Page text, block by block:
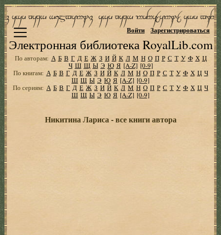
Электронная библиотека RoyalLib.com
Войти Зарегистрироваться
По авторам: А Б В Г Д Е Ж З И Й К Л М Н О П Р С Т У Ф Х Ц
Ч Ш Щ Ы Э Ю Я [A-Z] [0-9]
По книгам: А Б В Г Д Е Ж З И Й К Л М Н О П Р С Т У Ф Х Ц Ч
Ш Щ Ы Э Ю Я [A-Z] [0-9]
По сериям: А Б В Г Д Е Ж З И Й К Л М Н О П Р С Т У Ф Х Ц Ч
Ш Щ Ы Э Ю Я [A-Z] [0-9]
Никитина Лариса - все книги автора